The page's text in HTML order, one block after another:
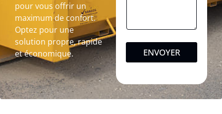
pour vous offrir un
maximum de confort.
Optez pour une
solution propre, rapide
et économique.
ENVOYER